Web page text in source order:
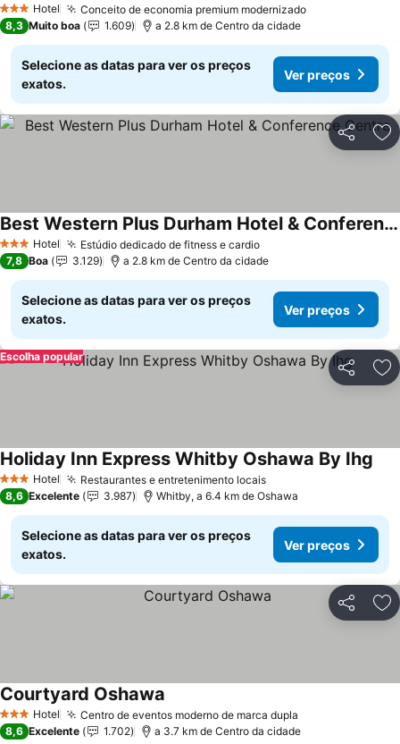
3 EstrelasHotel Conceito de economia premium modernizado
8,3 Muito boa 1.609 a 2.8 km de Centro da cidade
Selecione as datas para ver os preços
exatos.
Ver preços
Partilhar
3 EstrelasHotel Estúdio dedicado de fitness e cardio
Best Western Plus Durham Hotel & Conference Centre
7,8 Boa 3.129 a 2.8 km de Centro da cidade
Selecione as datas para ver os preços
exatos.
Ver preços
Partilhar
Escolha popular
3 EstrelasHotel Restaurantes e entretenimento locais
Holiday Inn Express Whitby Oshawa By Ihg
8,6 Excelente 3.987 Whitby, a 6.4 km de Oshawa
Selecione as datas para ver os preços
exatos.
Ver preços
Partilhar
3 EstrelasHotel Centro de eventos moderno de marca dupla
Courtyard Oshawa
8,6 Excelente 1.702 a 3.7 km de Centro da cidade